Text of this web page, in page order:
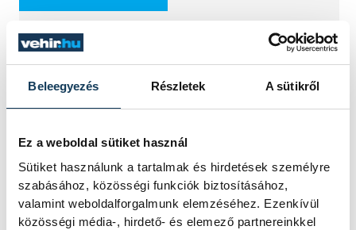
Beleegyezés Részletek A sütikről
Ez a weboldal sütiket használ
Sütiket használunk a tartalmak és hirdetések személyre
szabásához, közösségi funkciók biztosításához,
valamint weboldalforgalmunk elemzéséhez. Ezenkívül
közösségi média-, hirdető- és elemező partnereinkkel
Sorra kerülnek elő
világháborús leletek az
alacsony Dunából
A folyó rekordalacsony vízállása miatt
egy csaknem komplett, II.
világháborús német DKW NZ 350-1
motorkerékpárbukkant elő a